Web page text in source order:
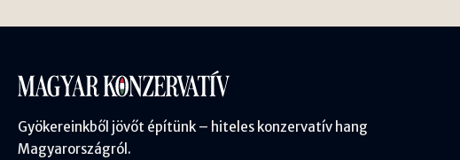
Gyökereinkből jövőt építünk – hiteles konzervatív hang
Magyarországról.